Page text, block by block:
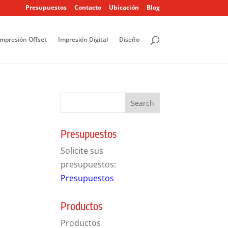
Presupuestos Contacto Ubicación Blog
Offset Impresión Digital Diseño
Presupuestos
Solicite sus
presupuestos:
Presupuestos
Productos
Productos